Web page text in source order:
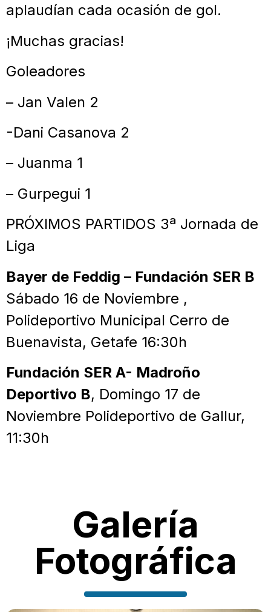
aplaudían cada ocasión de gol.
¡Muchas gracias!
Goleadores
– Jan Valen 2
-Dani Casanova 2
– Juanma 1
– Gurpegui 1
PRÓXIMOS PARTIDOS 3ª Jornada de
Liga
Bayer de Feddig – Fundación SER B
Sábado 16 de Noviembre ,
Polideportivo Municipal Cerro de
Buenavista, Getafe 16:30h
Fundación SER A- Madroño
Deportivo B, Domingo 17 de
Noviembre Polideportivo de Gallur,
11:30h
Galería
Fotográfica